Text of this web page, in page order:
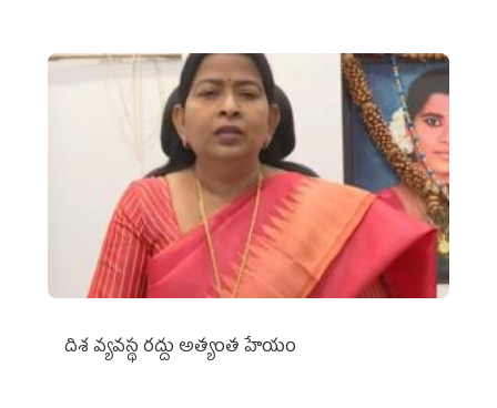
దిశ వ్యవస్థ రద్దు అత్యంత హేయం